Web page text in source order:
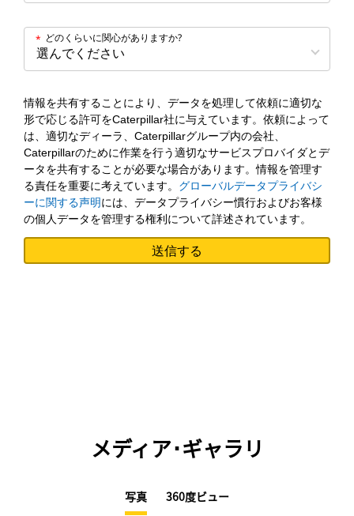
どのくらいに関心がありますか?
*
情報を共有することにより、データを処理して依頼に適切な
形で応じる許可をCaterpillar社に与えています。依頼によって
は、適切なディーラ、Caterpillarグループ内の会社、
Caterpillarのために作業を行う適切なサービスプロバイダとデ
ータを共有することが必要な場合があります。情報を管理す
る責任を重要に考えています。 グローバルデータプライバシ
ーに関する声明には、データプライバシー慣行およびお客様
の個人データを管理する権利について詳述されています。
メディア･ギャラリ
写真 360度ビュー